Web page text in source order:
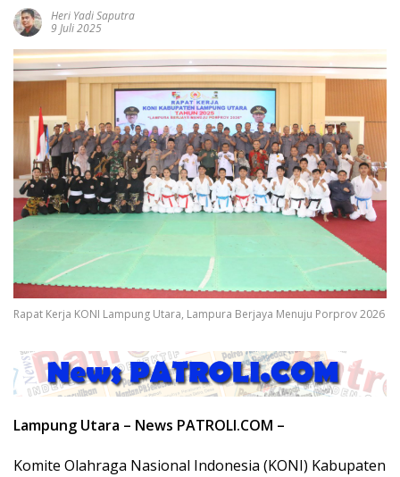
Heri Yadi Saputra
9 Juli 2025
Rapat Kerja KONI Lampung Utara, Lampura Berjaya Menuju Porprov 2026
Lampung Utara – News PATROLI.COM –
Komite Olahraga Nasional Indonesia (KONI) Kabupaten